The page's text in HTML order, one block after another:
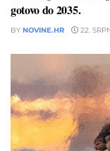
gotovo do 2035.
BY NOVINE.HR 22.